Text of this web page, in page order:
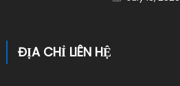
ĐỊA CHỈ LIÊN HỆ